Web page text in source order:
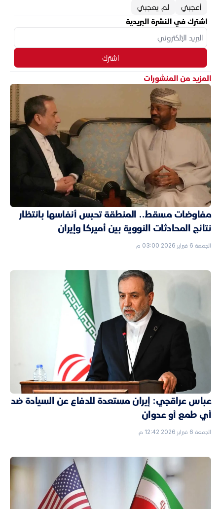
أعجبني
لم يعجبني
اشترك في النشرة البريدية
اشترك
المزيد من المنشورات
مفاوضات مسقط.. المنطقة تحبس أنفاسها بانتظار
نتائج المحادثات النووية بين أميركا وإيران
الجمعة 6 فبراير 2026 03:00 م
عباس عراقجي: إيران مستعدة للدفاع عن السيادة ضد
أي طمع أو عدوان
الجمعة 6 فبراير 2026 12:42 م